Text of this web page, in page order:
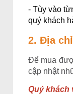
- Tùy vào
quý khách
2. Địa
Để mua
cập nhật
Quý khách